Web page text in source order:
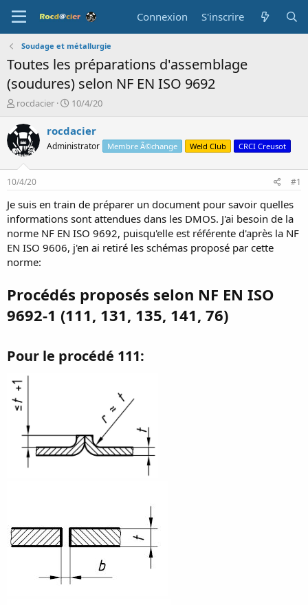
Connexion S'inscrire
Soudage et métallurgie
Toutes les préparations d'assemblage
(soudures) selon NF EN ISO 9692
A
t
e
u
d
e
a
d
i
s
c
s
i
o
rocdacier
D
t
e
d
b
t
10/4/20
rocdacier
Administrator Membre Ã©change Weld Club CRCI Creusot
10/4/20 #1
Je suis en train de préparer un document pour savoir quelles
informations sont attendues dans les DMOS. J'ai besoin de la
norme NF EN ISO 9692, puisqu'elle est référente d'après la NF
EN ISO 9606, j'en ai retiré les schémas proposé par cette
norme:
Procédés proposés selon NF EN ISO
9692-1 (111, 131, 135, 141, 76)
Pour le procédé 111:​